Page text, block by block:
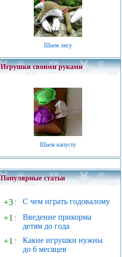
Шьем лису
Игрушки своими руками
Шьем капусту
Популярные статьи
+3↑ С чем играть годовалому
+1↑
Введение прикорма
детям до года
+1↑
Какие игрушки нужны
до 6 месяцев